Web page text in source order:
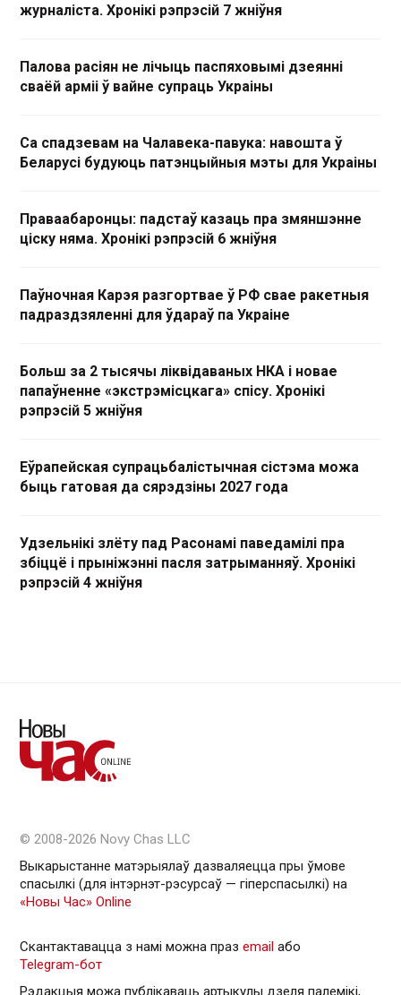
журналіста. Хронікі рэпрэсій 7 жніўня
Палова расіян не лічыць паспяховымі дзеянні
сваёй арміі ў вайне супраць Украіны
Са спадзевам на Чалавека-павука: навошта ў
Беларусі будуюць патэнцыйныя мэты для Украіны
Праваабаронцы: падстаў казаць пра змяншэнне
ціску няма. Хронікі рэпрэсій 6 жніўня
Паўночная Карэя разгортвае ў РФ свае ракетныя
падраздзяленні для ўдараў па Украіне
Больш за 2 тысячы ліквідаваных НКА і новае
папаўненне «экстрэмісцкага» спісу. Хронікі
рэпрэсій 5 жніўня
Еўрапейская супрацьбалістычная сістэма можа
быць гатовая да сярэдзіны 2027 года
Удзельнікі злёту пад Расонамі паведамілі пра
збіццё і прыніжэнні пасля затрыманняў. Хронікі
рэпрэсій 4 жніўня
© 2008-2026 Novy Chas LLC
Выкарыстанне матэрыялаў дазваляецца пры ўмове
спасылкі (для інтэрнэт-рэсурсаў — гiперспасылкi) на
«Новы Час» Online
Скантактавацца з намі можна праз email або
Telegram-бот
Рэдакцыя можа публікаваць артыкулы дзеля палемікі,